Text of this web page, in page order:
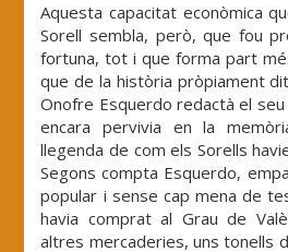
Aquesta capacitat econòmica
Sorell sembla, però, que fou
fortuna, tot i que forma part
que de la història pròpiament
Onofre Esquerdo redactà el
encara pervivia en la
llegenda de com els Sorells
Segons compta Esquerdo,
popular i sense cap mena de
havia comprat al Grau de
altres mercaderies, uns tonells